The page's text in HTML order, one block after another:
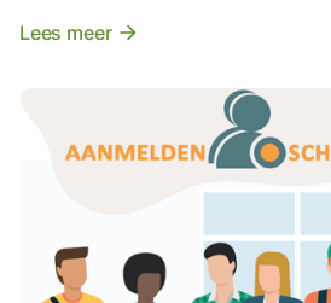
Lees meer arrow_forward